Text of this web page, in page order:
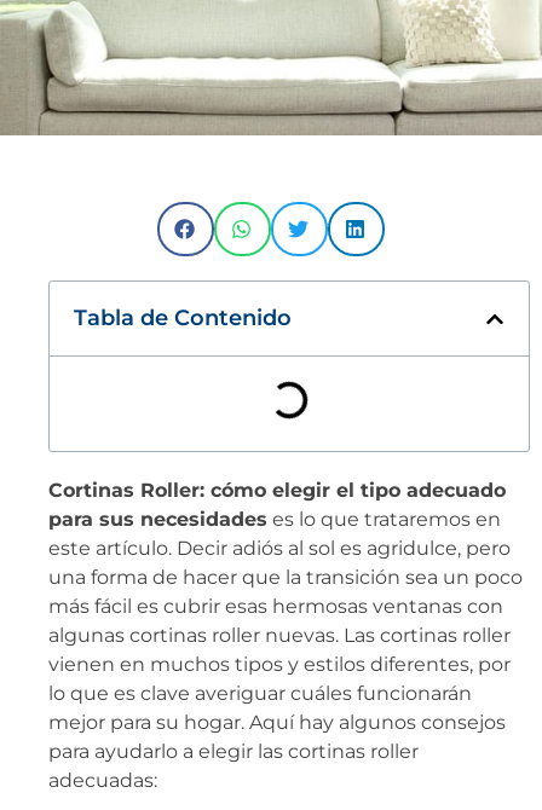
Tabla de Contenido
Cortinas Roller: cómo elegir el tipo adecuado
para sus necesidades es lo que trataremos en
este artículo. Decir adiós al sol es agridulce, pero
una forma de hacer que la transición sea un poco
más fácil es cubrir esas hermosas ventanas con
algunas cortinas roller nuevas. Las cortinas roller
vienen en muchos tipos y estilos diferentes, por
lo que es clave averiguar cuáles funcionarán
mejor para su hogar. Aquí hay algunos consejos
para ayudarlo a elegir las cortinas roller
adecuadas: